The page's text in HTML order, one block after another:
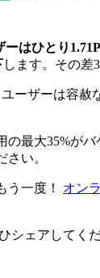
はひとり
します。その差
ーザーは容赦
の最大35%が
い。
う一度！ オン
シェアしてくだ